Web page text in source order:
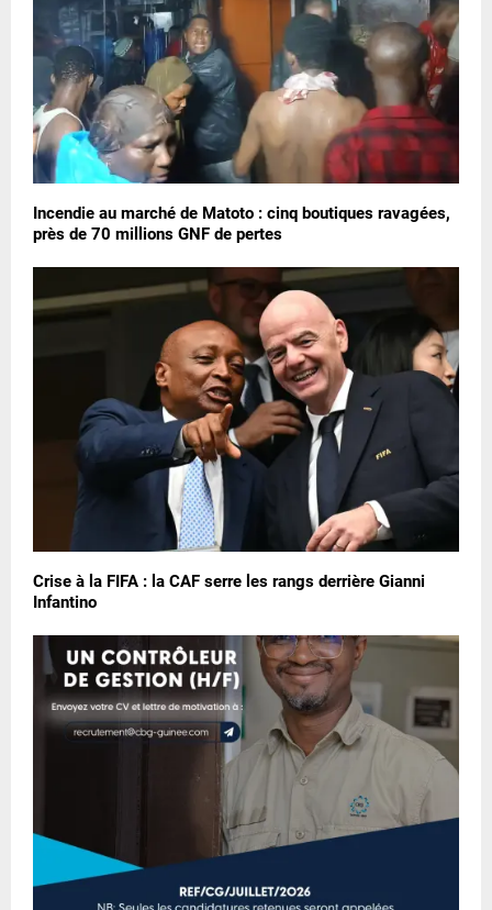
Incendie au marché de Matoto : cinq boutiques ravagées,
près de 70 millions GNF de pertes
Crise à la FIFA : la CAF serre les rangs derrière Gianni
Infantino